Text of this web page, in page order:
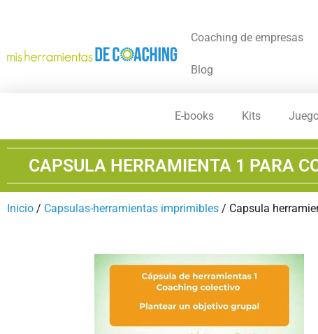
Coaching de empresas
Blog
E-books Kits
CAPSULA HERRAMIENTA 1 PARA
Inicio / Capsulas-herramientas imprimibles / Capsula